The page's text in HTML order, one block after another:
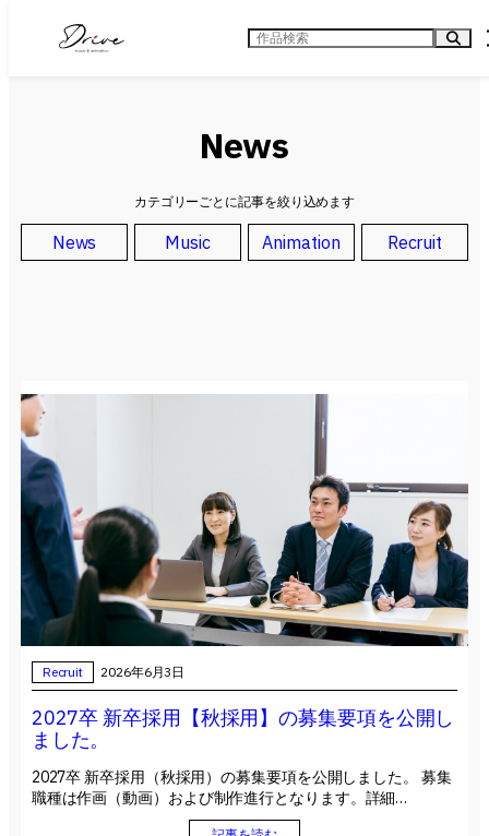
検
News
カテゴリーごとに記事を絞り込めます
News Music Animation Recruit
Recruit 2026年6月3日
2027卒 新卒採用【秋採用】の募集要項を公開し
ました。
2027卒 新卒採用（秋採用）の募集要項を公開しました。 募集
職種は作画（動画）および制作進行となります。詳細…